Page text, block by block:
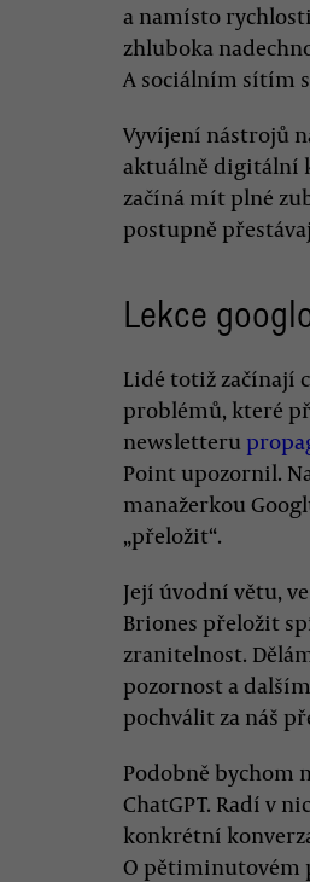
a namísto
zhluboka
A sociálním sítím
Vyvíjení nástrojů
aktuálně digitální
začíná mít plné
postupně
Lekce
Lidé totiž začínají
problémů, které
newsletteru
Point upozornil.
manažerkou
„přeložit“.
Její úvodní větu,
Briones přeložit
zranitelnost.
pozornost a
pochválit za náš
Podobně bychom
ChatGPT. Radí v
konkrétní
O pětiminutovém